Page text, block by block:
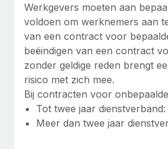
Werkgevers moeten aan
voldoen om werknemers aan
van een contract voor
beëindigen van een contract
zonder geldige reden brengt
risico met zich mee.
Bij contracten voor
Tot twee jaar dienstverband:
Meer dan twee jaar